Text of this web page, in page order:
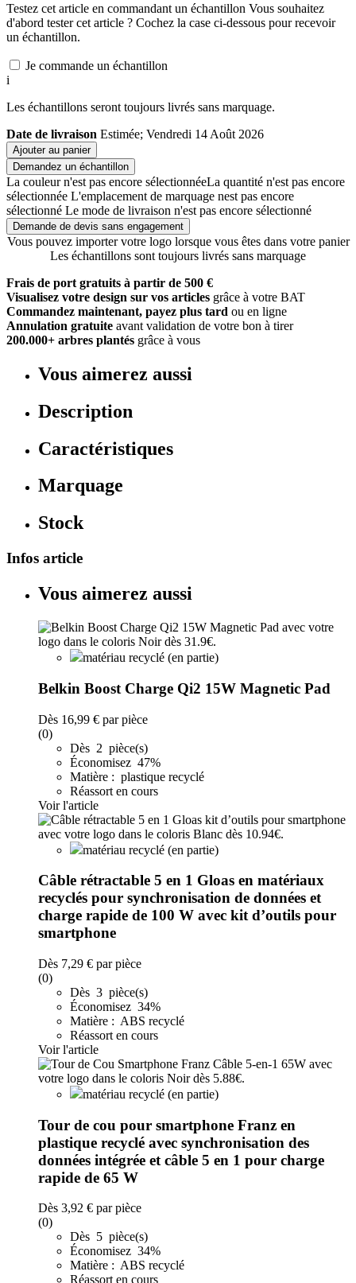
Testez cet article en commandant un échantillon Vous souhaitez
d'abord tester cet article ? Cochez la case ci-dessous pour recevoir
un échantillon.
Je commande un échantillon
i
Les échantillons seront toujours livrés sans marquage.
Date de livraison Estimée; Vendredi 14 Août 2026
Ajouter au panier
Demandez un échantillon
La couleur n'est pas encore sélectionnéeLa quantité n'est pas encore
sélectionnée L'emplacement de marquage nest pas encore
sélectionné Le mode de livraison n'est pas encore sélectionné
Demande de devis sans engagement
Vous pouvez importer votre logo lorsque vous êtes dans votre panier
Les échantillons sont toujours livrés sans marquage
Frais de port gratuits à partir de 500 €
Visualisez votre design sur vos articles grâce à votre BAT
Commandez maintenant, payez plus tard ou en ligne
Annulation gratuite avant validation de votre bon à tirer
200.000+ arbres plantés grâce à vous
Vous aimerez aussi
Description
Caractéristiques
Marquage
Stock
Infos article
Vous aimerez aussi
matériau recyclé (en partie)
Belkin Boost Charge Qi2 15W Magnetic Pad
Dès 16,99 € par pièce
(0)
Dès 2 pièce(s)
Économisez 47%
Matière : plastique recyclé
Réassort en cours
Voir l'article
matériau recyclé (en partie)
Câble rétractable 5 en 1 Gloas en matériaux
recyclés pour synchronisation de données et
charge rapide de 100 W avec kit d’outils pour
smartphone
Dès 7,29 € par pièce
(0)
Dès 3 pièce(s)
Économisez 34%
Matière : ABS recyclé
Réassort en cours
Voir l'article
matériau recyclé (en partie)
Tour de cou pour smartphone Franz en
plastique recyclé avec synchronisation des
données intégrée et câble 5 en 1 pour charge
rapide de 65 W
Dès 3,92 € par pièce
(0)
Dès 5 pièce(s)
Économisez 34%
Matière : ABS recyclé
Réassort en cours